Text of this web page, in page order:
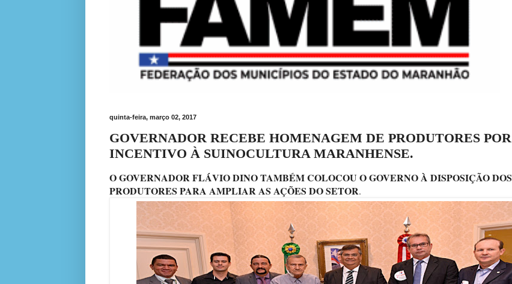
quinta-feira, março 02, 2017
GOVERNADOR RECEBE HOMENAGEM DE PRODUTORES POR
INCENTIVO À SUINOCULTURA MARANHENSE.
O GOVERNADOR FLÁVIO DINO TAMBÉM COLOCOU O GOVERNO À DISPOSIÇÃO DOS
PRODUTORES PARA AMPLIAR AS AÇÕES DO SETOR.